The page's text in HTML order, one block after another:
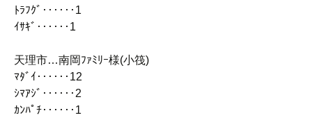
ﾄﾗﾌｸﾞ‥‥‥1
ｲｻｷﾞ‥‥‥1
天理市…南岡ﾌｧﾐﾘｰ様(小筏)
ﾏﾀﾞｲ‥‥‥12
ｼﾏｱｼﾞ‥‥‥2
ｶﾝﾊﾟﾁ‥‥‥1